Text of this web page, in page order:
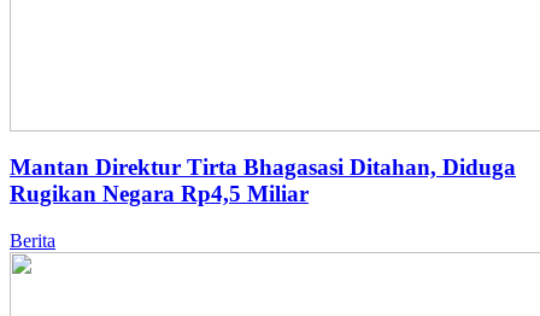
Mantan Direktur Tirta Bhagasasi Ditahan, Diduga
Rugikan Negara Rp4,5 Miliar
Berita